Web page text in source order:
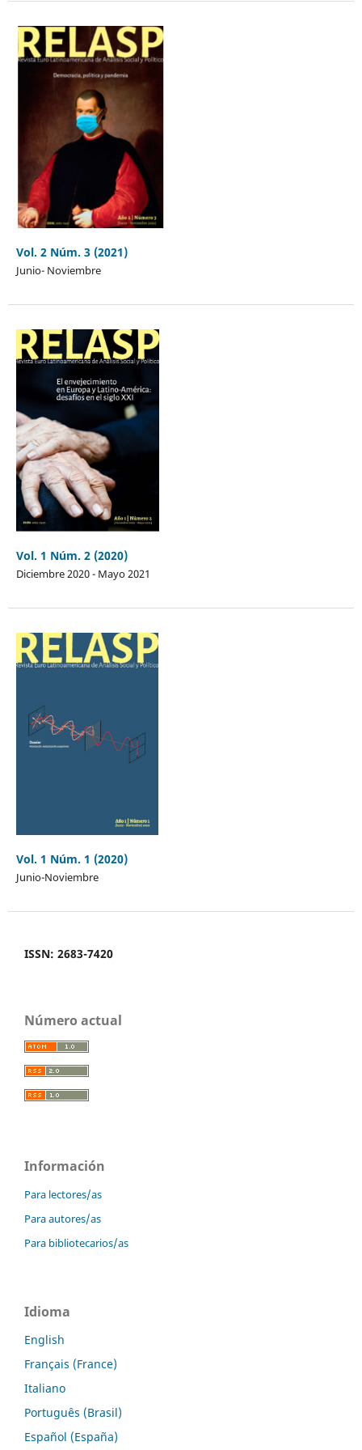
Vol. 2 Núm. 3 (2021)
Junio- Noviembre
Vol. 1 Núm. 2 (2020)
Diciembre 2020 - Mayo 2021
Vol. 1 Núm. 1 (2020)
Junio-Noviembre
ISSN: 2683-7420
Número actual
Información
Para lectores/as
Para autores/as
Para bibliotecarios/as
Idioma
English
Français (France)
Italiano
Português (Brasil)
Español (España)